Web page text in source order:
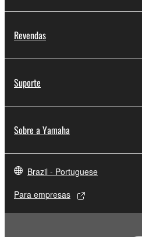
Revendas
Suporte
Sobre a Yamaha
Brazil - Portuguese
Para empresas